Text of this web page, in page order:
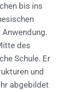
bis ins
des
Schule. Er
und
abgebildet